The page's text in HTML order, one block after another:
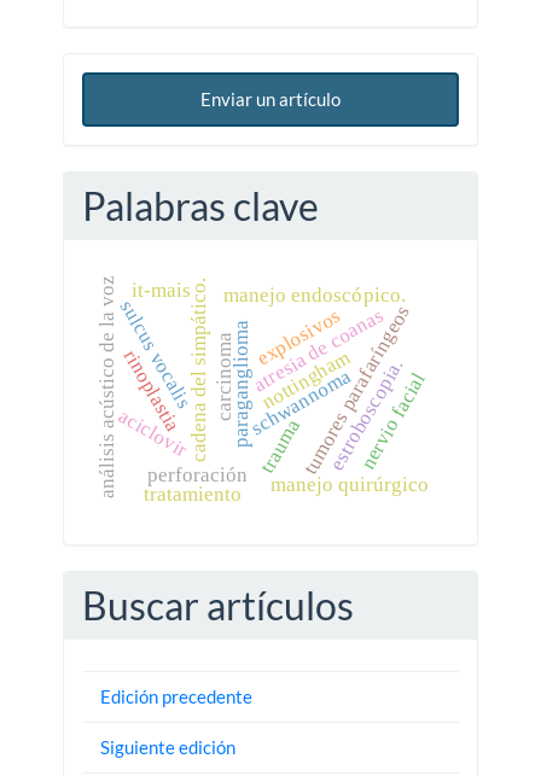
Enviar un artículo
Palabras clave
schwannoma
paraganglioma tumores parafaríngeos
cadena del simpático. atresia de coanas
manejo quirúrgico
manejo endoscópico.
perforación trauma
explosivos
sulcus vocalis
análisis acústico de la voz estroboscopia.
tratamiento
aciclovir
carcinoma nervio facial
it-mais
nottingham
rinoplastia
Buscar artículos
Edición precedente
Siguiente edición